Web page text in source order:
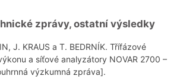
zprávy, ostatní výsledky
J. KRAUS a T. BEDRNÍK. Třífázové
a síťové analyzátory NOVAR 2700 –
výzkumná zpráva].